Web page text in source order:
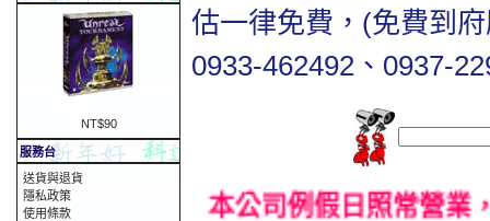
估一律免費，(免費到
0933-462492、0937-
本公司例假日照常營
NT$90
服務台
送貨與退貨
隱私政策
使用條款